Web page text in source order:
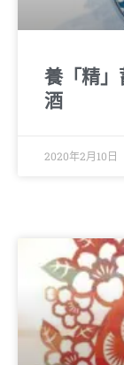
養「精」
酒
2020年2月10日